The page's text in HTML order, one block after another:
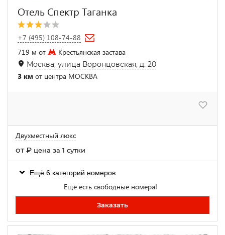
Отель Спектр Таганка
+7 (495) 108-74-88
719 м от
Крестьянская застава
Москва, улица Воронцовская, д. 20
3 км от центра МОСКВА
Двухместный люкс
от₽ цена за 1 сутки
Ещё 6 категорий номеров
Ещё есть свободные номера!
Заказать